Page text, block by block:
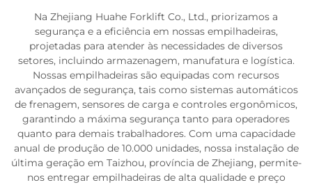
Na Zhejiang Huahe Forklift Co., Ltd., priorizamos a
segurança e a eficiência em nossas empilhadeiras,
projetadas para atender às necessidades de diversos
setores, incluindo armazenagem, manufatura e logística.
Nossas empilhadeiras são equipadas com recursos
avançados de segurança, tais como sistemas automáticos
de frenagem, sensores de carga e controles ergonômicos,
garantindo a máxima segurança tanto para operadores
quanto para demais trabalhadores. Com uma capacidade
anual de produção de 10.000 unidades, nossa instalação de
última geração em Taizhou, província de Zhejiang, permite-
nos entregar empilhadeiras de alta qualidade e preço